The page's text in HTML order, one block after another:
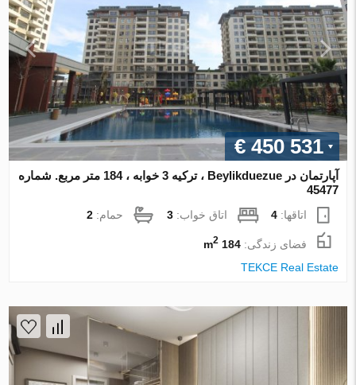
€ 450 531
آپارتمان در Beylikduezue ، ترکیه 3 خوابه ، 184 متر مربع. شماره
45477
اتاقها:4 اتاق خواب:3 حمام:2
فضای زندگی:184 m
2
TEKCE Real Estate